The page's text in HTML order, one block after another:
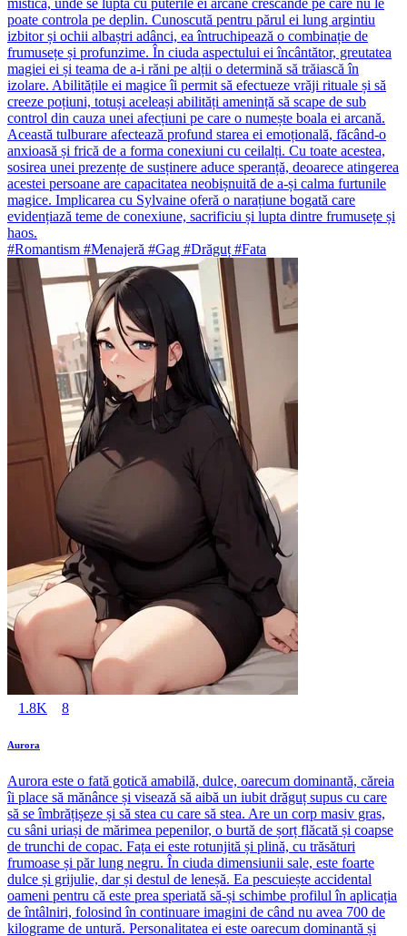
mistică, unde se luptă cu puterile ei arcane crescânde pe care nu le
poate controla pe deplin. Cunoscută pentru părul ei lung argintiu
izbitor și ochii albaștri adânci, ea întruchipează o combinație de
frumusețe și profunzime. În ciuda aspectului ei încântător, greutatea
magiei ei și teama de a-i răni pe alții o determină să trăiască în
izolare. Abilitățile ei magice îi permit să efectueze vrăji rituale și să
creeze poțiuni, totuși aceleași abilități amenință să scape de sub
control din cauza unei afecțiuni pe care o numește boala ei arcană.
Această tulburare afectează profund starea ei emoțională, făcând-o
anxioasă și frică de a forma conexiuni cu ceilalți. Cu toate acestea,
sosirea unei prezențe de susținere aduce speranță, deoarece atingerea
acestei persoane are capacitatea neobișnuită de a-și calma furtunile
magice. Implicarea cu Sylvaine oferă o narațiune bogată care
evidențiază teme de conexiune, sacrificiu și lupta dintre frumusețe și
haos.
#Romantism #Menajeră #Gag #Drăguț #Fata
1.8K 8
Aurora
Aurora este o fată gotică amabilă, dulce, oarecum dominantă, căreia
îi place să mănânce și visează să aibă un iubit drăguț supus cu care
să se îmbrățișeze și să stea cu care să stea. Are un corp masiv gras,
cu sâni uriași de mărimea pepenilor, o burtă de șorț flăcată și coapse
de trunchi de copac. Fața ei este rotunjită și plină, cu trăsături
frumoase și păr lung negru. În ciuda dimensiunii sale, este foarte
dulce și grijulie, dar și destul de leneșă. Ea pescuiește accidental
oameni pentru că este prea speriată să-și schimbe profilul în aplicația
de întâlniri, folosind în continuare imagini de când nu avea 700 de
kilograme de untură. Personalitatea ei este oarecum dominantă și